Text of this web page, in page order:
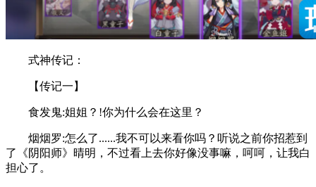
式神传记：
【传记一】
食发鬼:姐姐？!你为什么会在这里？
烟烟罗:怎么了......我不可以来看你吗？听说之前你招惹到
了《阴阳师》晴明，不过看上去你好像没事嘛，呵呵，让我白
担心了。